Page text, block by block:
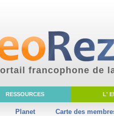
RESSOURCES L'
Planet Carte des
francophone de